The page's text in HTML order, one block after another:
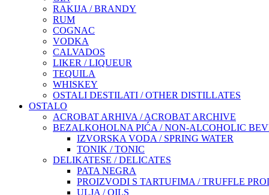
RAKIJA / BRANDY
RUM
COGNAC
VODKA
CALVADOS
LIKER / LIQUEUR
TEQUILA
WHISKEY
OSTALI DESTILATI / OTHER DISTILLATES
OSTALO
ACROBAT ARHIVA / ACROBAT ARCHIVE
BEZALKOHOLNA PIĆA / NON-ALCOHOLIC
IZVORSKA VODA / SPRING WATER
TONIK / TONIC
DELIKATESE / DELICATES
PATA NEGRA
PROIZVODI S TARTUFIMA / TRUFFLE
ULJA / OILS